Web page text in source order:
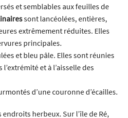
et semblables aux feuilles de
sont lancéolées, entières,
extrêmement réduites. Elles
principales.
et bleu pâle. Elles sont réunies
et à l’aisselle des
d’une couronne d’écailles.
herbeux. Sur l’île de Ré,